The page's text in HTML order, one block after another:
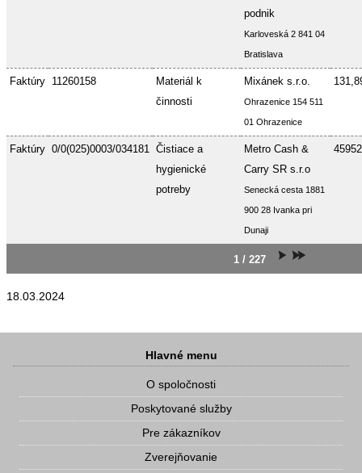
podnik
Karloveská 2 841 04
Bratislava
Faktúry 11260158
Materiál k
činnosti
Mixánek s.r.o.
Ohrazenice 154 511
01 Ohrazenice
Faktúry 0/0(025)0003/034181 Čistiace a
hygienické
potreby
Metro Cash &
Carry SR s.r.o
Senecká cesta 1881
900 28 Ivanka pri
Dunaji
1 / 227
18.03.2024
Hlavné menu
O spoločnosti
Poskytované služby
Pre zákazníkov
Zverejňovanie